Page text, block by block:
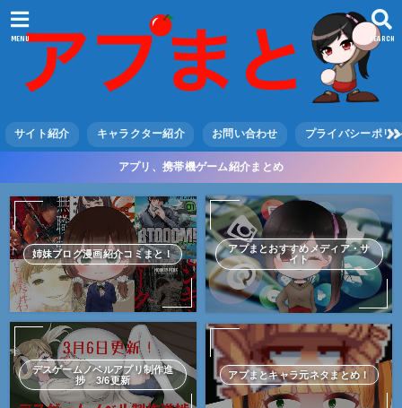
SEARCH
MENU
サイト紹介 キャラクター紹介 お問い合わせ プライバシーポリ
アプリ、携帯機ゲーム紹介まとめ
姉妹ブログ漫画紹介コミまと！
アプまとおすすめメディア・サ
イト
デスゲームノベルアプリ制作進
捗 3/6更新
アプまとキャラ元ネタまとめ！